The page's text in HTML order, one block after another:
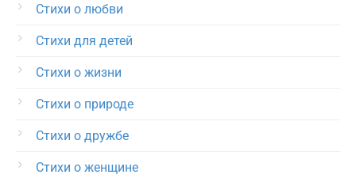
Стихи о любви
Стихи для детей
Стихи о жизни
Стихи о природе
Стихи о дружбе
Стихи о женщине